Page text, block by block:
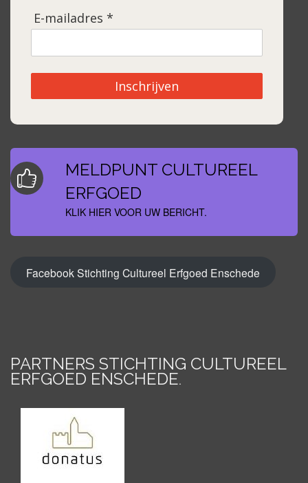
E-mailadres *
Inschrijven
MELDPUNT CULTUREEL
ERFGOED
KLIK HIER VOOR UW BERICHT.
Facebook Stichting Cultureel Erfgoed Enschede
PARTNERS STICHTING CULTUREEL
ERFGOED ENSCHEDE.